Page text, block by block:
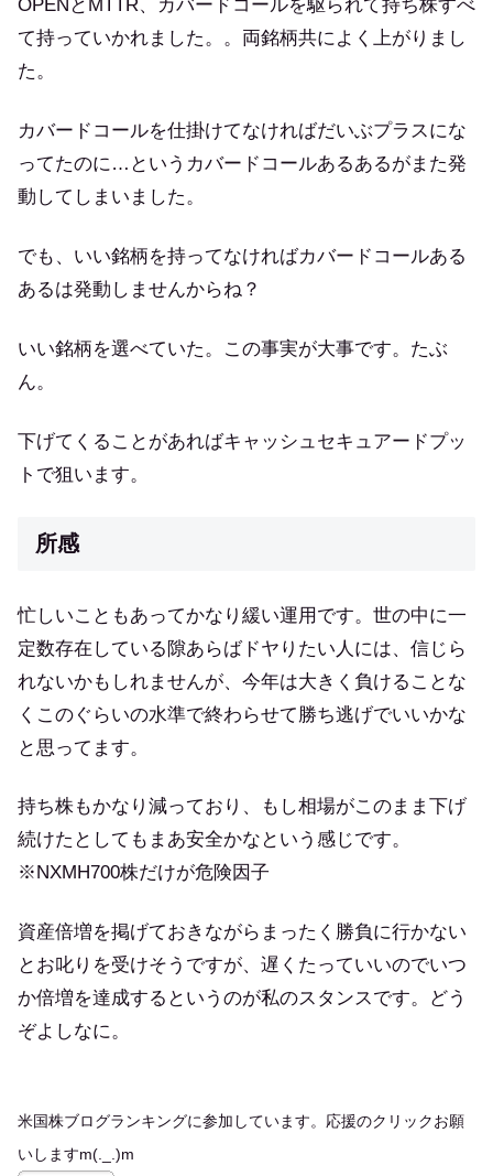
OPENとMTTR、カバードコールを駆られて持ち株すべ
て持っていかれました。。両銘柄共によく上がりまし
た。
カバードコールを仕掛けてなければだいぶプラスにな
ってたのに…というカバードコールあるあるがまた発
動してしまいました。
でも、いい銘柄を持ってなければカバードコールある
あるは発動しませんからね？
いい銘柄を選べていた。この事実が大事です。たぶ
ん。
下げてくることがあればキャッシュセキュアードプッ
トで狙います。
所感
忙しいこともあってかなり緩い運用です。世の中に一
定数存在している隙あらばドヤりたい人には、信じら
れないかもしれませんが、今年は大きく負けることな
くこのぐらいの水準で終わらせて勝ち逃げでいいかな
と思ってます。
持ち株もかなり減っており、もし相場がこのまま下げ
続けたとしてもまあ安全かなという感じです。
※NXMH700株だけが危険因子
資産倍増を掲げておきながらまったく勝負に行かない
とお叱りを受けそうですが、遅くたっていいのでいつ
か倍増を達成するというのが私のスタンスです。どう
ぞよしなに。
米国株ブログランキングに参加しています。応援のクリックお願
いしますm(._.)m